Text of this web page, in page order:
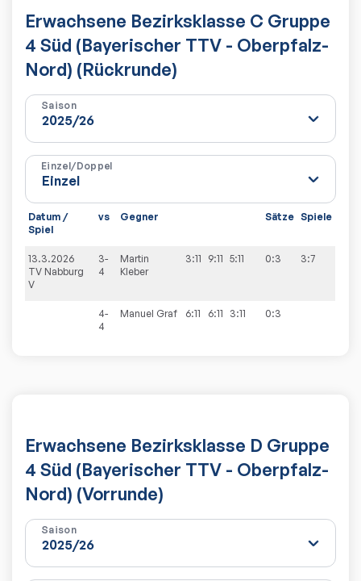
Erwachsene Bezirksklasse C Gruppe
4 Süd (Bayerischer TTV - Oberpfalz-
Nord) (Rückrunde)
Saison
Einzel/Doppel
Datum /
Spiel
vs Gegner Sätze Spiele
13.3.2026
TV Nabburg
V
3-
4
Martin
Kleber
3:11 9:11 5:11 0:3 3:7
4-
4
Manuel Graf 6:11 6:11 3:11 0:3
Erwachsene Bezirksklasse D Gruppe
4 Süd (Bayerischer TTV - Oberpfalz-
Nord) (Vorrunde)
Saison